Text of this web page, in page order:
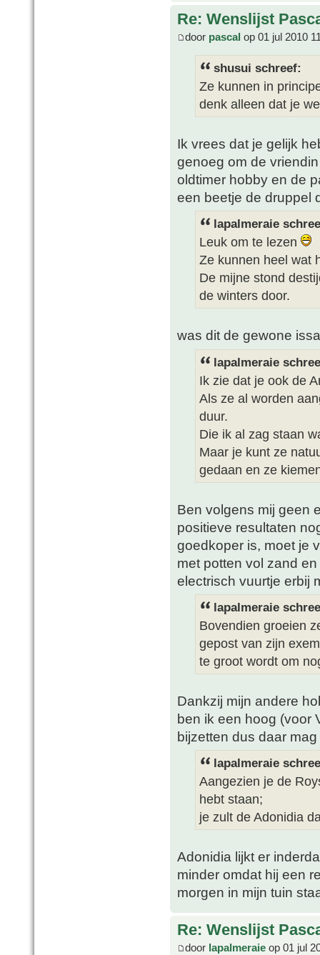
Re: Wenslijst
door pascal op 01 jul 2010
shusui schreef:
Ze kunnen in
denk alleen dat je
Ik vrees dat je gelijk
genoeg om de
oldtimer hobby en de
een beetje de druppel
lapalmeraie
Leuk om te lezen
Ze kunnen heel wat
De mijne stond
de winters door.
was dit de gewone
lapalmeraie
Ik zie dat je ook de
Als ze al worden
duur.
Die ik al zag staan
Maar je kunt ze
gedaan en ze
Ben volgens mij geen
positieve resultaten
goedkoper is, moet je
met potten vol zand
electrisch vuurtje erbij
lapalmeraie
Bovendien groeien
gepost van zijn
te groot wordt om
Dankzij mijn andere
ben ik een hoog (voor
bijzetten dus daar
lapalmeraie
Aangezien je de
hebt staan;
je zult de Adonidia
Adonidia lijkt er
minder omdat hij een
morgen in mijn tuin
Re: Wenslijst
door lapalmeraie op 01 jul